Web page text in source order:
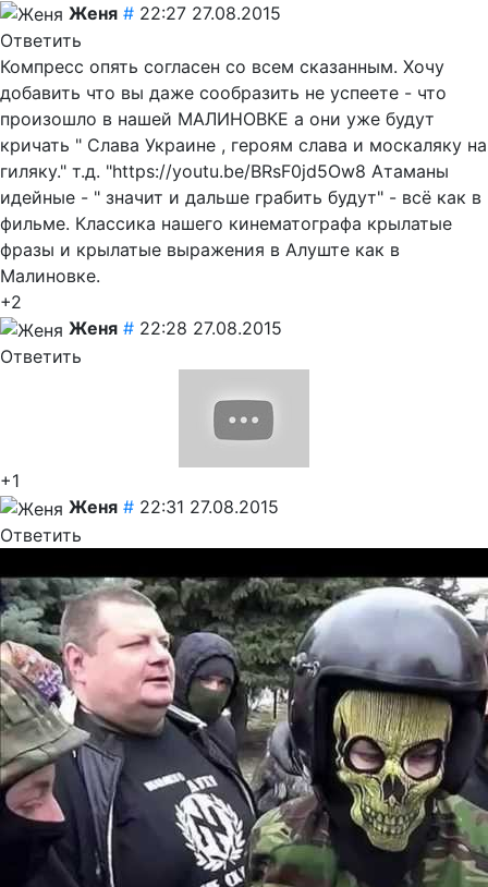
Женя # 22:27 27.08.2015
Ответить
Компресс опять согласен со всем сказанным. Хочу
добавить что вы даже сообразить не успеете - что
произошло в нашей МАЛИНОВКЕ а они уже будут
кричать " Слава Украине , героям слава и москаляку на
гиляку." т.д. "https://youtu.be/BRsF0jd5Ow8 Атаманы
идейные - " значит и дальше грабить будут" - всё как в
фильме. Классика нашего кинематографа крылатые
фразы и крылатые выражения в Алуште как в
Малиновке.
+2
Женя # 22:28 27.08.2015
Ответить
+1
Женя # 22:31 27.08.2015
Ответить